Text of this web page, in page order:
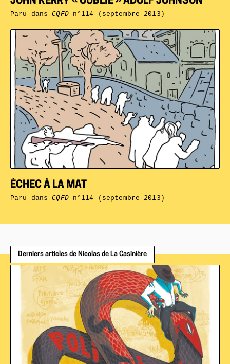
ÉCHEC À LA MAT
Paru dansCQFDn°114 (septembre 2013)
Paru dansCQFDn°114 (septembre 2013)
Derniers articles de Nicolas de La Casinière